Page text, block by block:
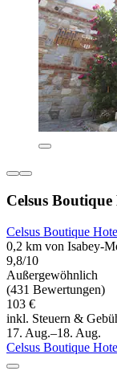
Celsus Boutique
Celsus Boutique
0,2 km von Isabey-
9,8/10
Außergewöhnlich
(431 Bewertungen)
103 €
inkl. Steuern &
17. Aug.–18. Aug.
Celsus Boutique